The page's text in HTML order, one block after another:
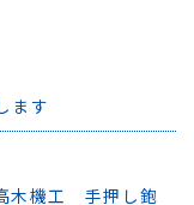
ます
木機工 手押し鉋